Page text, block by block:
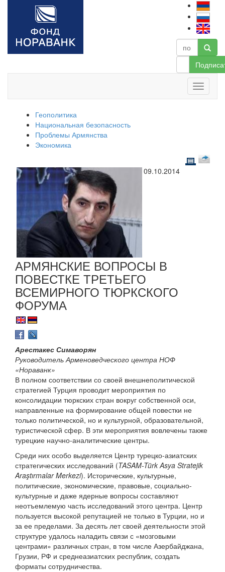
Геополитика
Национальная безопасность
Проблемы Армянства
Экономика
09.10.2014
АРМЯНСКИЕ ВОПРОСЫ В
ПОВЕСТКЕ ТРЕТЬЕГО
ВСЕМИРНОГО ТЮРКСКОГО
ФОРУМА
Арестакес Симаворян
Руководитель Арменоведческого центра НОФ
«Нораванк»
В полном соответствии со своей внешнеполитической
стратегией Турция проводит мероприятия по
консолидации тюркских стран вокруг собственной оси,
направленные на формирование общей повестки не
только политической, но и культурной, образовательной,
туристической сфер. В эти мероприятия вовлечены также
турецкие научно-аналитические центры.
Среди них особо выделяется Центр турецко-азиатских
стратегических исследований (TASAM-Türk Asya Stratejik
Araştırmalar Merkezi). Исторические, культурные,
политические, экономические, правовые, социально-
культурные и даже ядерные вопросы составляют
неотъемлемую часть исследований этого центра. Центр
пользуется высокой репутацией не только в Турции, но и
за ее пределами. За десять лет своей деятельности этой
структуре удалось наладить связи с «мозговыми
центрами» различных стран, в том числе Азербайджана,
Грузии, РФ и среднеазиатских республик, создать
форматы сотрудничества.